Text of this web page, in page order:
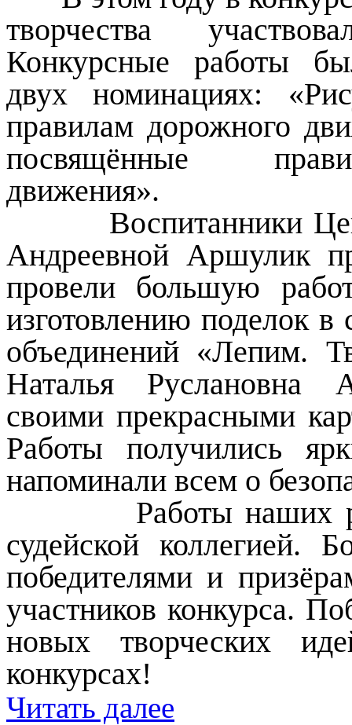
творчества
Конкурсные работы
двух номинациях:
правилам дорожного
посвящённые
движения».
Воспитанники
Андреевной Аршулик
провели большую
изготовлению поделок
объединений «Лепим.
Наталья Руслановна
своими прекрасными
Работы получились
напоминали всем о
Работы наших
судейской коллегией.
победителями и
участников конкурса.
новых творческих
конкурсах!
Читать далее